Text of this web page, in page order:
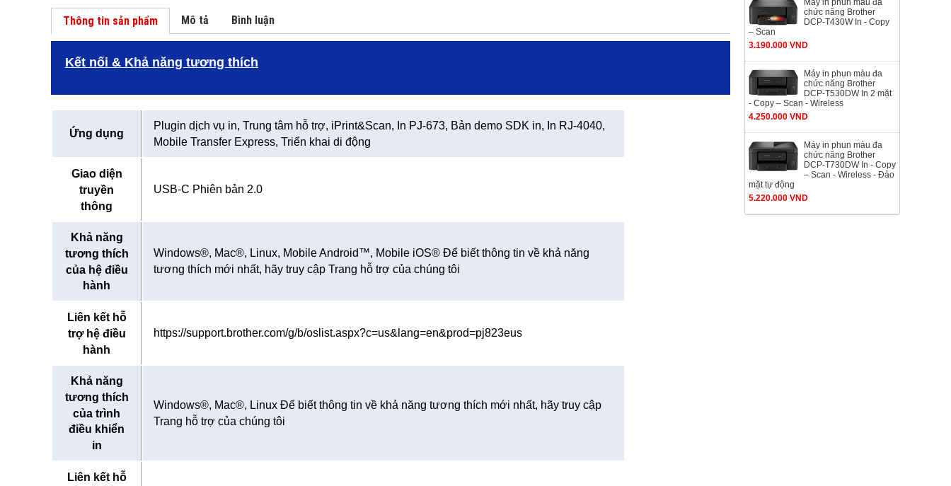
Thông tin sản phẩm Mô tả Bình luận
Kết nối & Khả năng tương thích
Ứng dụng
Plugin dịch vụ in, Trung tâm hỗ trợ, iPrint&Scan, In PJ-673, Bản demo SDK in, In RJ-4040,
Mobile Transfer Express, Triển khai di động
Giao diện
truyền
thông
USB-C Phiên bản 2.0
Khả năng
tương thích
của hệ điều
hành
Windows®, Mac®, Linux, Mobile Android™, Mobile iOS® Để biết thông tin về khả năng
tương thích mới nhất, hãy truy cập Trang hỗ trợ của chúng tôi
Liên kết hỗ
trợ hệ điều
hành
https://support.brother.com/g/b/oslist.aspx?c=us&lang=en&prod=pj823eus
Khả năng
tương thích
của trình
điều khiển
in
Windows®, Mac®, Linux Để biết thông tin về khả năng tương thích mới nhất, hãy truy cập
Trang hỗ trợ của chúng tôi
Liên kết hỗ
Máy in phun màu đa
chức năng Brother
DCP-T430W In - Copy
– Scan
3.190.000 VND
Máy in phun màu đa
chức năng Brother
DCP-T530DW In 2 mặt
- Copy – Scan - Wireless
4.250.000 VND
Máy in phun màu đa
chức năng Brother
DCP-T730DW In - Copy
– Scan - Wireless - Đảo
mặt tự động
5.220.000 VND